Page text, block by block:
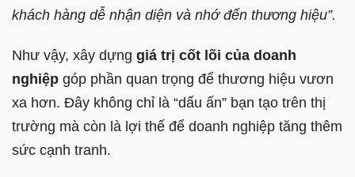
khách hàng dễ nhận diện và nhớ đến thương hiệu”.
Như vậy, xây dựng giá trị cốt lõi của doanh
nghiệp góp phần quan trọng để thương hiệu vươn
xa hơn. Đây không chỉ là “dấu ấn” bạn tạo trên thị
trường mà còn là lợi thế để doanh nghiệp tăng thêm
sức cạnh tranh.